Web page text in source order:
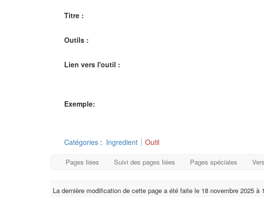
Titre :
Outils :
Lien vers l'outil :
Exemple:
Catégories : Ingredient Outil
Pages liées Suivi des pages liées Pages spéciales
La dernière modification de cette page a été faite le 18 novembre 2025 à